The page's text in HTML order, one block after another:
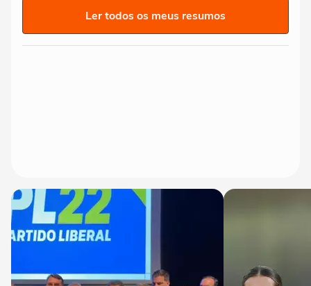
Ler todos os meus resumos